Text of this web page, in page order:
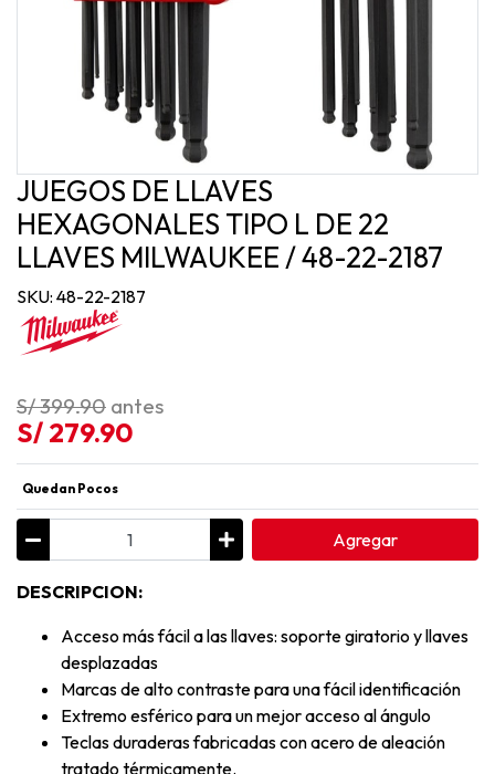
JUEGOS DE LLAVES
HEXAGONALES TIPO L DE 22
LLAVES MILWAUKEE / 48-22-2187
SKU: 48-22-2187
S/ 399.90 antes
S/ 279.90
Quedan Pocos
Agregar
DESCRIPCION:
Acceso más fácil a las llaves: soporte giratorio y llaves
desplazadas
Marcas de alto contraste para una fácil identificación
Extremo esférico para un mejor acceso al ángulo
Teclas duraderas fabricadas con acero de aleación
tratado térmicamente.